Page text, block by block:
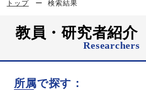
トップ 検索結果
教員・研究者紹介
Researchers
所属で探す：